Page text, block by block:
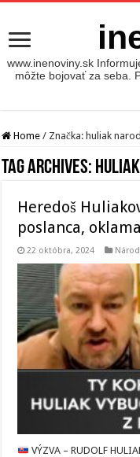
www.inenoviny.sk
môžte bojovať za seba.
Home / Značka: huliak
Tag Archives:
Heredoš
poslanca,
22 októbra, 2024
VÝZVA – RUDOLF